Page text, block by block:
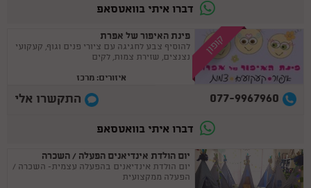
דברו איתי בוואטסאפ
קופון פינת האיפור של אפרת
להוסיף צבע לחגיגה עם ציורי פנים וגוף, קעקועי
נצנצים, שזירת צמות, לקים
איזורים: מרכז
077-9967960 התקשרו אלי
דברו איתי בוואטסאפ
יום הולדת אינדיאנים הפעלה / השכרה
יום הולדת אינדיאנים בהפעלה עצמית- השכרה /
הפעלה ממקצועית